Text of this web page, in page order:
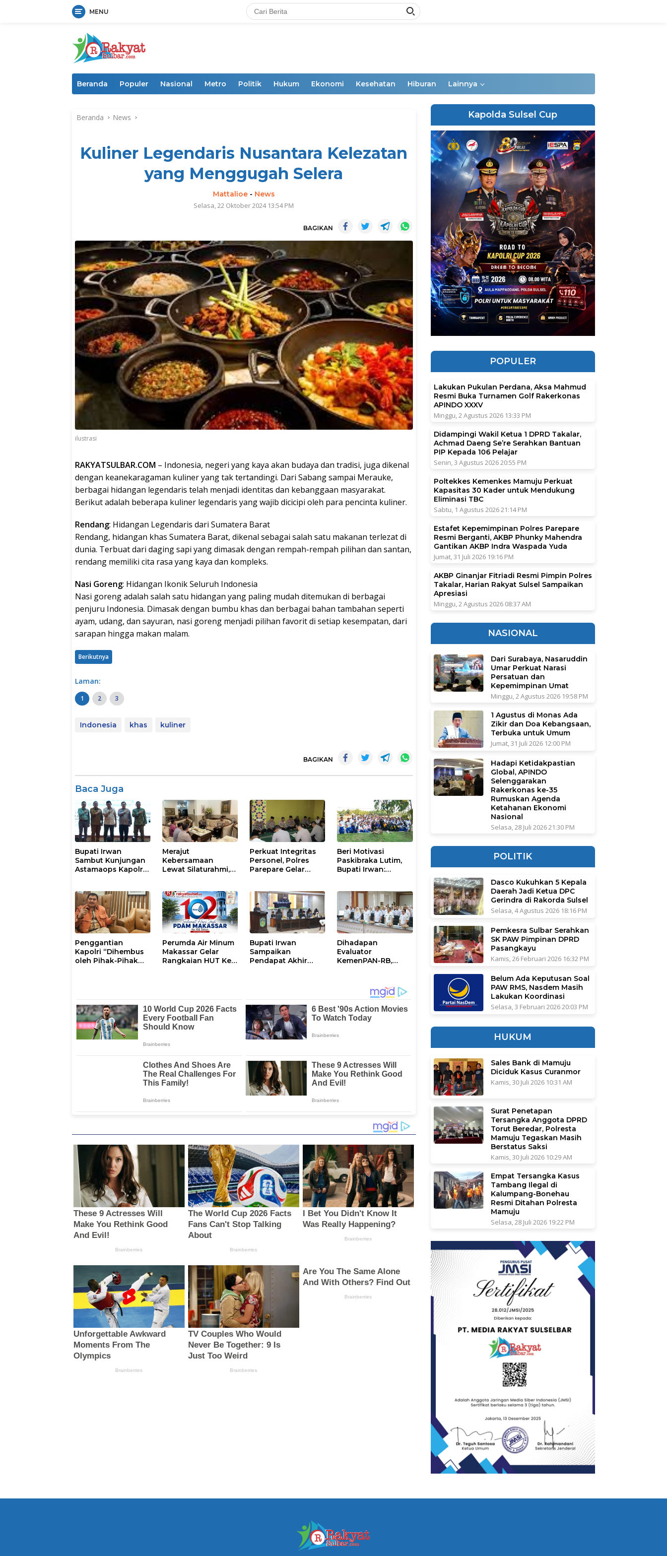
MENU
Beranda Populer Nasional Metro Politik Hukum Ekonomi Kesehatan Hiburan Lainnya
Beranda News
Kuliner Legendaris Nusantara Kelezatan
yang Menggugah Selera
Mattalioe- News
Selasa, 22 Oktober 2024 13:54 PM
BAGIKAN
ilustrasi
RAKYATSULBAR.COM – Indonesia, negeri yang kaya akan budaya dan tradisi, juga dikenal
dengan keanekaragaman kuliner yang tak tertandingi. Dari Sabang sampai Merauke,
berbagai hidangan legendaris telah menjadi identitas dan kebanggaan masyarakat.
Berikut adalah beberapa kuliner legendaris yang wajib dicicipi oleh para pencinta kuliner.
Rendang: Hidangan Legendaris dari Sumatera Barat
Rendang, hidangan khas Sumatera Barat, dikenal sebagai salah satu makanan terlezat di
dunia. Terbuat dari daging sapi yang dimasak dengan rempah-rempah pilihan dan santan,
rendang memiliki cita rasa yang kaya dan kompleks.
Nasi Goreng: Hidangan Ikonik Seluruh Indonesia
Nasi goreng adalah salah satu hidangan yang paling mudah ditemukan di berbagai
penjuru Indonesia. Dimasak dengan bumbu khas dan berbagai bahan tambahan seperti
ayam, udang, dan sayuran, nasi goreng menjadi pilihan favorit di setiap kesempatan, dari
sarapan hingga makan malam.
Berikutnya
Laman:
1 2 3
Indonesia khas kuliner
BAGIKAN
Baca Juga
Bupati Irwan
Sambut Kunjungan
Astamaops Kapolri
Luwu Timur
Merajut
Kebersamaan
Lewat Silaturahmi,
dengan Tokoh
Masyarakat
Perkuat Integritas
Personel, Polres
Parepare Gelar
Beri Motivasi
Paskibraka Lutim,
Bupati Irwan:
Perhatian
Penggantian
Kapolri “Dihembus
oleh Pihak-Pihak
Perumda Air Minum
Makassar Gelar
Rangkaian HUT Ke-
Bupati Irwan
Sampaikan
Pendapat Akhir
Dihadapan
Evaluator
KemenPAN-RB,
Capaian Kinerja
Kapolda Sulsel Cup
POPULER
Lakukan Pukulan Perdana, Aksa Mahmud
Resmi Buka Turnamen Golf Rakerkonas
APINDO XXXV
Minggu, 2 Agustus 2026 13:33 PM
Didampingi Wakil Ketua 1 DPRD Takalar,
Achmad Daeng Se’re Serahkan Bantuan
PIP Kepada 106 Pelajar
Senin, 3 Agustus 2026 20:55 PM
Poltekkes Kemenkes Mamuju Perkuat
Kapasitas 30 Kader untuk Mendukung
Eliminasi TBC
Sabtu, 1 Agustus 2026 21:14 PM
Estafet Kepemimpinan Polres Parepare
Resmi Berganti, AKBP Phunky Mahendra
Gantikan AKBP Indra Waspada Yuda
Jumat, 31 Juli 2026 19:16 PM
AKBP Ginanjar Fitriadi Resmi Pimpin Polres
Takalar, Harian Rakyat Sulsel Sampaikan
Apresiasi
Minggu, 2 Agustus 2026 08:37 AM
NASIONAL
Dari Surabaya, Nasaruddin
Umar Perkuat Narasi
Persatuan dan
Kepemimpinan Umat
Minggu, 2 Agustus 2026 19:58 PM
1 Agustus di Monas Ada
Zikir dan Doa Kebangsaan,
Terbuka untuk Umum
Jumat, 31 Juli 2026 12:00 PM
Hadapi Ketidakpastian
Global, APINDO
Selenggarakan
Rakerkonas ke-35
Rumuskan Agenda
Ketahanan Ekonomi
Nasional
Selasa, 28 Juli 2026 21:30 PM
POLITIK
Dasco Kukuhkan 5 Kepala
Daerah Jadi Ketua DPC
Gerindra di Rakorda Sulsel
Selasa, 4 Agustus 2026 18:16 PM
Pemkesra Sulbar Serahkan
SK PAW Pimpinan DPRD
Pasangkayu
Kamis, 26 Februari 2026 16:32 PM
Belum Ada Keputusan Soal
PAW RMS, Nasdem Masih
Lakukan Koordinasi
Selasa, 3 Februari 2026 20:03 PM
HUKUM
Sales Bank di Mamuju
Diciduk Kasus Curanmor
Kamis, 30 Juli 2026 10:31 AM
Surat Penetapan
Tersangka Anggota DPRD
Torut Beredar, Polresta
Mamuju Tegaskan Masih
Berstatus Saksi
Kamis, 30 Juli 2026 10:29 AM
Empat Tersangka Kasus
Tambang Ilegal di
Kalumpang-Bonehau
Resmi Ditahan Polresta
Mamuju
Selasa, 28 Juli 2026 19:22 PM